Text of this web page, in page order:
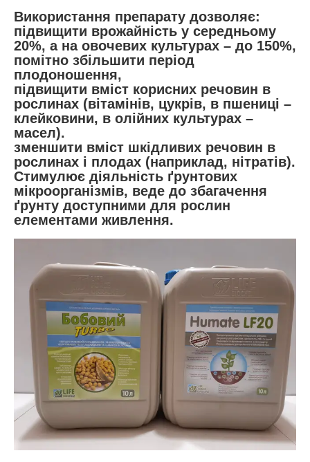
Використання препарату дозволяє:
підвищити врожайність у середньому
20%, а на овочевих культурах – до 150%,
помітно збільшити період
плодоношення,
підвищити вміст корисних речовин в
рослинах (вітамінів, цукрів, в пшениці –
клейковини, в олійних культурах –
масел).
зменшити вміст шкідливих речовин в
рослинах і плодах (наприклад, нітратів).
Стимулює діяльність ґрунтових
мікроорганізмів, веде до збагачення
ґрунту доступними для рослин
елементами живлення.